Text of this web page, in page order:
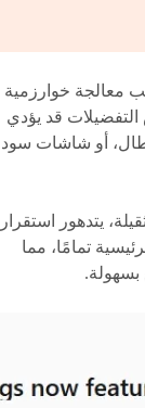
معالجة خوارزمية
التفضيلات قد يؤدي
أو شاشات
يتدهور استقرار
تمامًا، مما
بسهولة.